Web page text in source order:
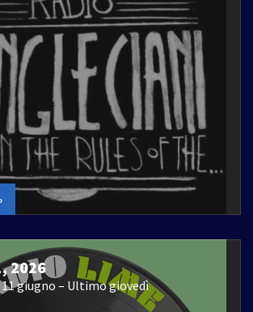
2026
giugno – Ultimo giovedì